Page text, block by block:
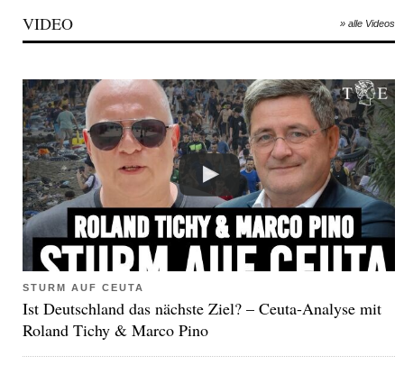
VIDEO » alle Videos
STURM AUF CEUTA
Ist Deutschland das nächste Ziel? – Ceuta-Analyse mit
Roland Tichy & Marco Pino